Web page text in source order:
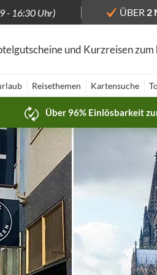
- 16:30 Uhr) ÜBER 2
und Kurzreisen zum
Reisethemen Kartensuche
Über 96% Einlösbarkeit